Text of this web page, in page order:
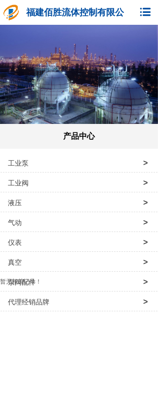
产品中心
工业泵 >
工业阀 >
液压 >
气动 >
仪表 >
真空 >
泵阀配件 >
代理经销品牌 >
暂无相关记录！
福建佰胜流体控制有限公
司